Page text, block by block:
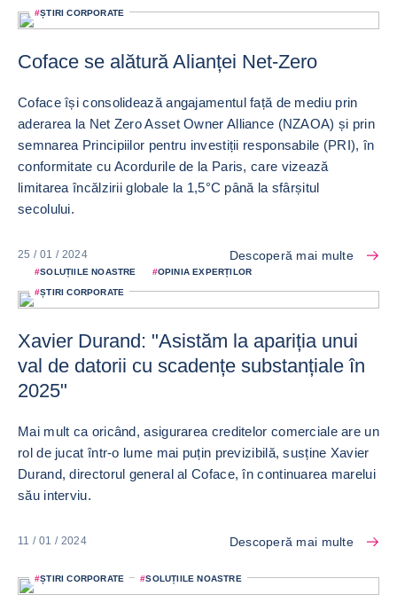
#ȘTIRI CORPORATE
Coface se alătură Alianței Net-Zero
Coface își consolidează angajamentul față de mediu prin
aderarea la Net Zero Asset Owner Alliance (NZAOA) și prin
semnarea Principiilor pentru investiții responsabile (PRI), în
conformitate cu Acordurile de la Paris, care vizează
limitarea încălzirii globale la 1,5°C până la sfârșitul
secolului.
25 / 01 / 2024 Descoperă mai multe
#SOLUȚIILE NOASTRE #OPINIA EXPERȚILOR
#ȘTIRI CORPORATE
Xavier Durand: "Asistăm la apariția unui
val de datorii cu scadențe substanțiale în
2025"
Mai mult ca oricând, asigurarea creditelor comerciale are un
rol de jucat într-o lume mai puțin previzibilă, susține Xavier
Durand, directorul general al Coface, în continuarea marelui
său interviu.
11 / 01 / 2024 Descoperă mai multe
#ȘTIRI CORPORATE #SOLUȚIILE NOASTRE